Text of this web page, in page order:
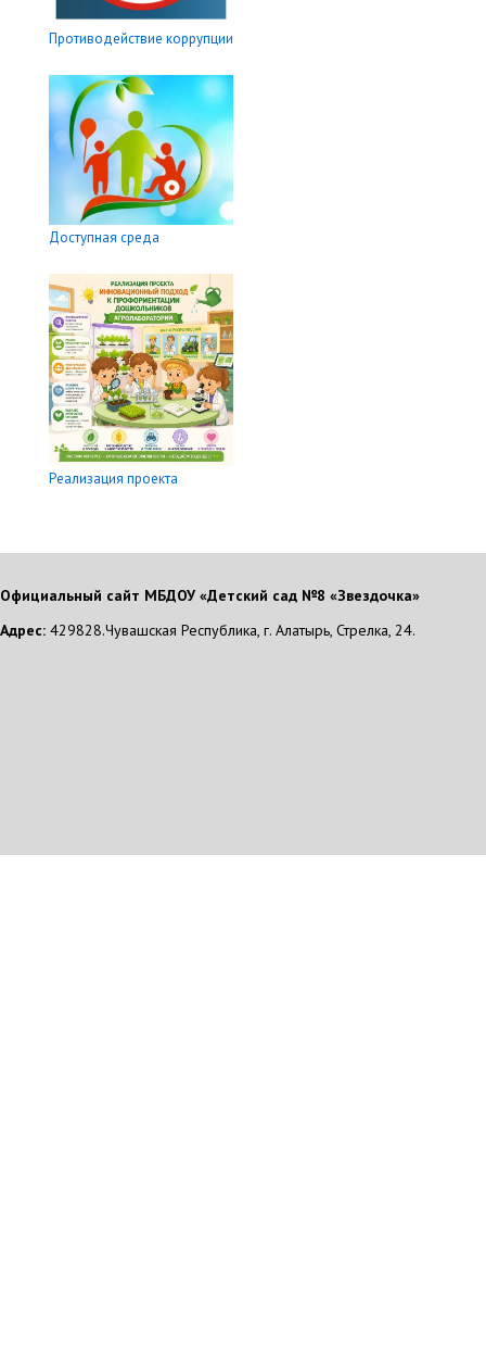
Противодействие коррупции
Доступная среда
Реализация проекта
Официальный сайт МБДОУ «Детский сад №8 «Звездочка»
Адрес: 429828.Чувашская Республика, г. Алатырь, Стрелка, 24.